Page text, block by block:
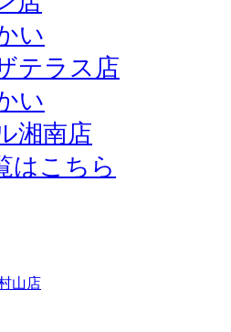
い
テラス店
い
湘南店
はこちら
山店